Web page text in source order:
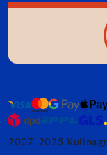
2007–2025